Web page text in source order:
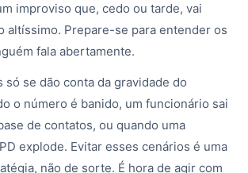
improviso que, cedo ou tarde, vai
altíssimo. Prepare-se para entender os
fala abertamente.
só se dão conta da gravidade do
o número é banido, um funcionário sai
de contatos, ou quando uma
explode. Evitar esses cenários é uma
não de sorte. É hora de agir com